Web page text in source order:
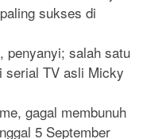
sukses di
penyanyi; salah satu
serial TV asli Micky
gagal membunuh
5 September